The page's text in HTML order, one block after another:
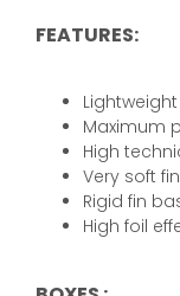
FEATURES:
Maximum
High
Very soft
Rigid fin
High foil